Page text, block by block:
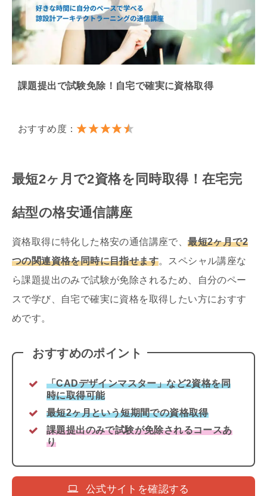
課題提出で試験免除！自宅で確実に資格取得
おすすめ度：
最短2ヶ月で2資格を同時取得！在宅完
結型の格安通信講座
資格取得に特化した格安の通信講座で、最短2ヶ月で2
つの関連資格を同時に目指せます。スペシャル講座な
ら課題提出のみで試験が免除されるため、自分のペー
スで学び、自宅で確実に資格を取得したい方におすす
めです。
おすすめのポイント
「CADデザインマスター」など2資格を同
時に取得可能
最短2ヶ月という短期間での資格取得
課題提出のみで試験が免除されるコースあ
り
公式サイトを確認する